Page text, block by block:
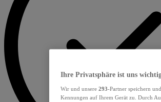
Ihre Privatsphäre ist uns
Wir und unsere 293-Partner speichern
Kennungen auf Ihrem Gerät zu. Durch